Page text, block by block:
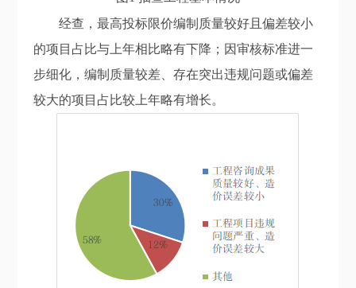
经查，最高投标限价编制质量较好且偏差较小
的项目 占比与上年相比略有下降；因审核标准进一
步细化，编制质量较差、存在突出违规问题或偏差
较大的项目 占比较 上年略有增长。